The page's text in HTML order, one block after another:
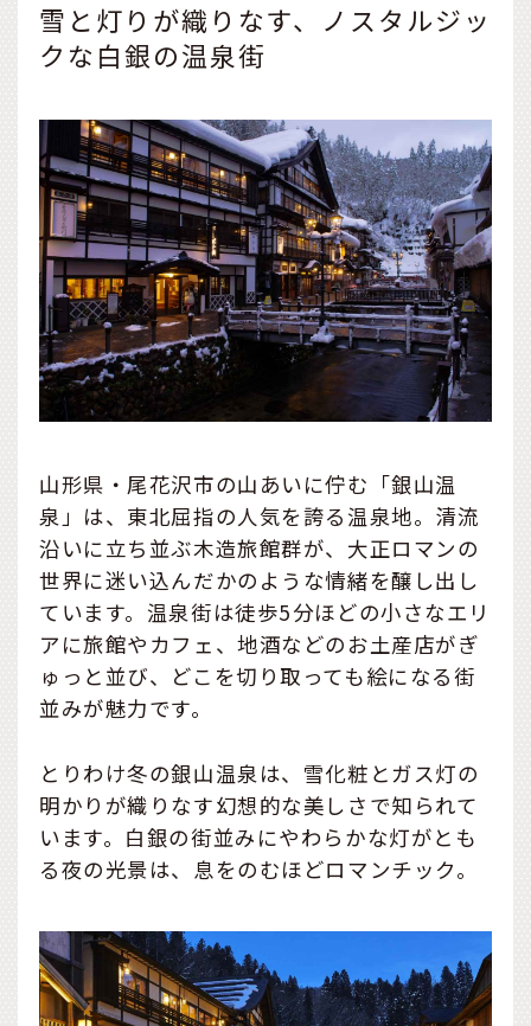
雪と灯りが織りなす、ノスタルジッ
クな白銀の温泉街
山形県・尾花沢市の山あいに佇む「銀山温
泉」は、東北屈指の人気を誇る温泉地。清流
沿いに立ち並ぶ木造旅館群が、大正ロマンの
世界に迷い込んだかのような情緒を醸し出し
ています。温泉街は徒歩5分ほどの小さなエリ
アに旅館やカフェ、地酒などのお土産店がぎ
ゅっと並び、どこを切り取っても絵になる街
並みが魅力です。
とりわけ冬の銀山温泉は、雪化粧とガス灯の
明かりが織りなす幻想的な美しさで知られて
います。白銀の街並みにやわらかな灯がとも
る夜の光景は、息をのむほどロマンチック。